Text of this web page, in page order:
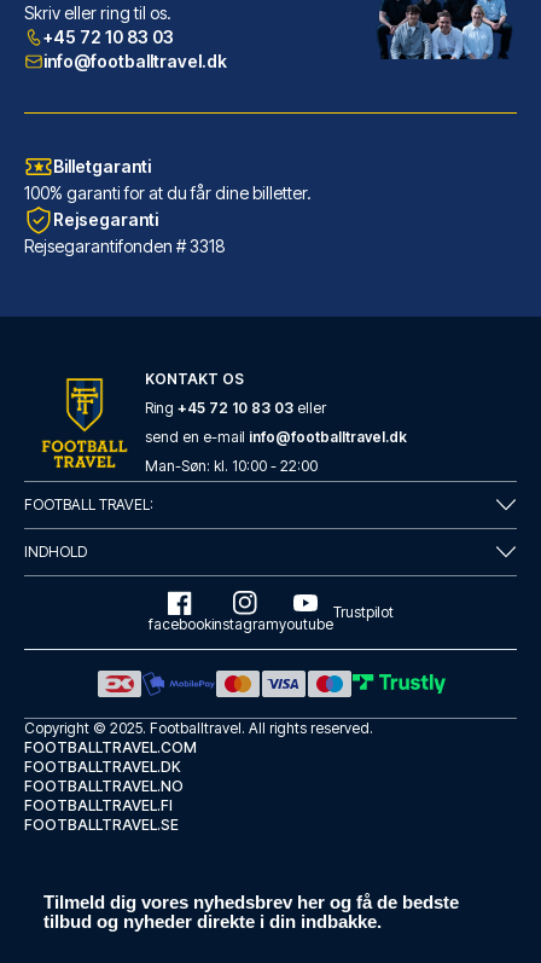
Med et ophold ved The Alan i c...
LÆS MERE OM HOTELLET
Hotel Football, Old Trafford, a Tribute Portfolio Hotel
Fra Hotel Football, Old Traffo...
Holiday Inn Manchester - City Centre by IHG
Skriv eller ring til os.
+45 72 10 83 03
info@footballtravel.dk
Billetgaranti
100% garanti for at du får dine billetter.
Rejsegaranti
Rejsegarantifonden # 3318
KONTAKT OS
Ring +45 72 10 83 03 eller
send en e-mail info@footballtravel.dk
Man-Søn: kl. 10:00 - 22:00
FOOTBALL TRAVEL:
INDHOLD
facebookinstagramyoutube
Trustpilot
Copyright © 2025. Footballtravel. All rights reserved.
FOOTBALLTRAVEL.COM
FOOTBALLTRAVEL.DK
FOOTBALLTRAVEL.NO
FOOTBALLTRAVEL.FI
FOOTBALLTRAVEL.SE
Tilmeld dig vores nyhedsbrev her og få de bedste
tilbud og nyheder direkte i din indbakke.